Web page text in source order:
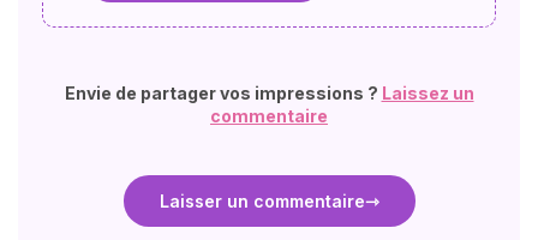
Envie de partager vos impressions ? Laissez un
commentaire
Laisser un commentaire